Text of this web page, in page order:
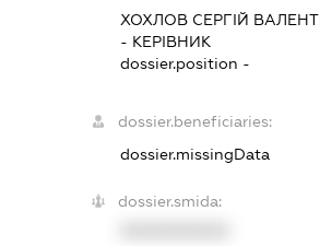
ХОХЛОВ СЕРГІЙ
- КЕРІВНИК
dossier.position -
dossier.beneficiaries:
dossier.missingData
dossier.smida: